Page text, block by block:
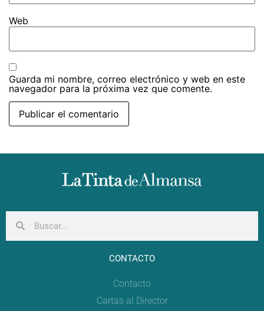
Web
Guarda mi nombre, correo electrónico y web en este
navegador para la próxima vez que comente.
CONTACTO
Contacto
Cartas al Director